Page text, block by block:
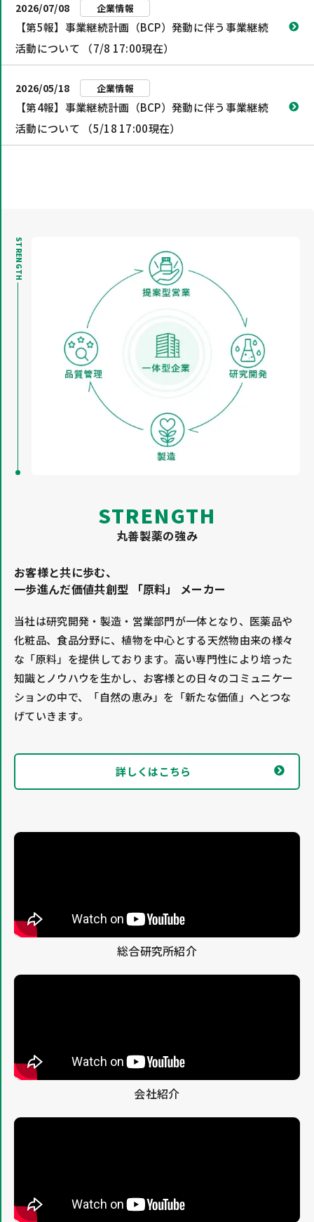
2026/07/08 企業情報
【第5報】事業継続計画（BCP）発動に伴う事業継続
活動について （7/8 17:00現在）
2026/05/18 企業情報
【第4報】事業継続計画（BCP）発動に伴う事業継続
活動について （5/18 17:00現在）
STRENGTH
丸善製薬の強み
お客様と共に歩む、
一歩進んだ価値共創型 「原料」 メーカー
当社は研究開発・製造・営業部門が一体となり、医薬品や
化粧品、食品分野に、植物を中心とする天然物由来の様々
な「原料」を提供しております。高い専門性により培った
知識とノウハウを生かし、お客様との日々のコミュニケー
ションの中で、「自然の恵み」を「新たな価値」へとつな
げていきます。
詳しくはこちら
総合研究所紹介
会社紹介